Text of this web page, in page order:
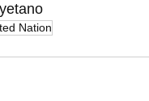
Nation